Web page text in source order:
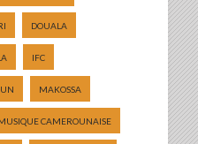
DOUALA
IFC
MAKOSSA
CAMEROUNAISE